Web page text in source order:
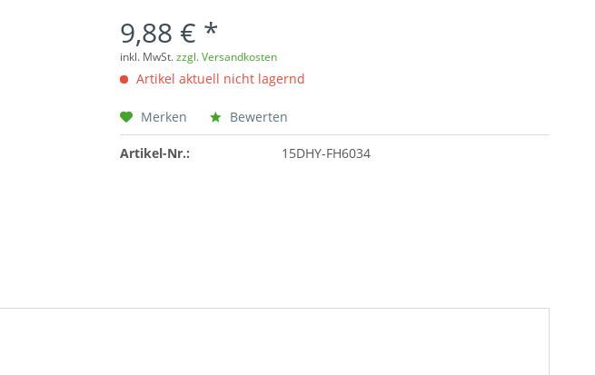
9,88 € *
inkl. MwSt.zzgl. Versandkosten
Artikel aktuell nicht lagernd
Merken Bewerten
Artikel-Nr.: 15DHY-FH6034